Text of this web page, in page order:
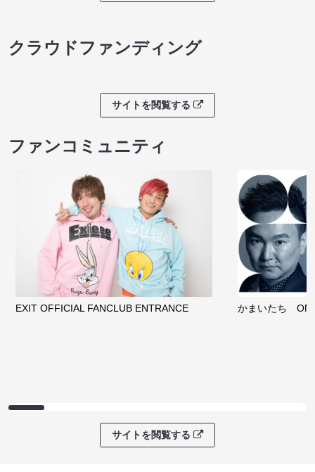
クラウドファンディング
サイトを閲覧する
ファンコミュニティ
EXIT OFFICIAL FANCLUB ENTRANCE かまいたち
サイトを閲覧する